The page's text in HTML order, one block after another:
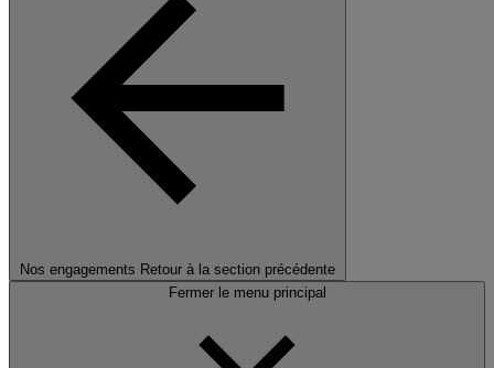
Nos engagements Retour à la section précédente
Fermer le menu principal